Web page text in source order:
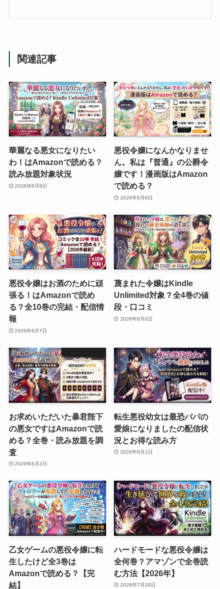
関連記事
華麗なる悪女になりたい
わ！はAmazonで読める？
読み放題対象状況
2026年8月9日
悪役令嬢になんかなりませ
ん。私は『普通』の公爵令
嬢です！漫画版はAmazon
で読める？
2026年8月8日
悪役令嬢はお酒のために頑
張る！はAmazonで読め
る？全10巻の完結・配信情
報
2026年8月7日
蔑まれた令嬢はKindle
Unlimited対象？全4巻の値
段・口コミ
2026年8月6日
お求めいただいた暴君陛下
の悪女ですはAmazonで読
める？全巻・読み放題を調
査
2026年8月2日
転生悪役幼女は最恐パパの
愛娘になりましたの配信状
況とお得な読み方
2026年8月1日
乙女ゲームの悪役令嬢に転
生したけど全3巻は
Amazonで読める？【完
結】
ハードモードな悪役令嬢は
全何巻？アマゾンで全巻読
む方法【2026年】
2026年7月28日